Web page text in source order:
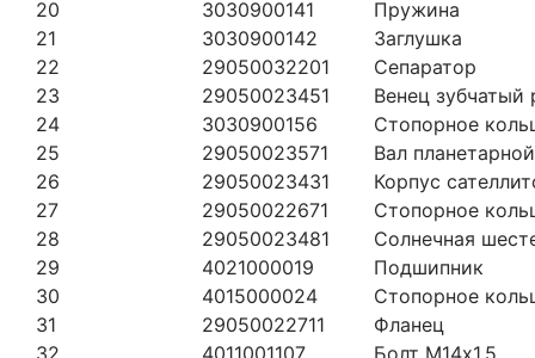
20
3030900141
Пружина
21
3030900142
Заглушка
22
29050032201
Сепаратор
23
29050023451
Венец зубчатый
24
3030900156
Стопорное
25
29050023571
Вал
26
29050023431
Корпус
27
29050022671
Стопорное
28
29050023481
Солнечная
29
4021000019
Подшипник
30
4015000024
Стопорное
31
29050022711
Фланец